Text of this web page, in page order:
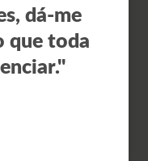
dá-me
que toda